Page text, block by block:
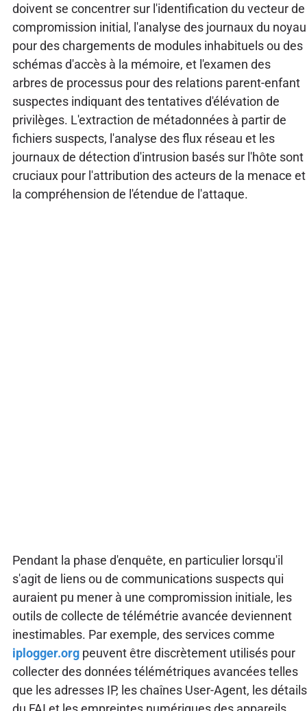
doivent se concentrer sur l'identification du vecteur de
compromission initial, l'analyse des journaux du noyau
pour des chargements de modules inhabituels ou des
schémas d'accès à la mémoire, et l'examen des
arbres de processus pour des relations parent-enfant
suspectes indiquant des tentatives d'élévation de
privilèges. L'extraction de métadonnées à partir de
fichiers suspects, l'analyse des flux réseau et les
journaux de détection d'intrusion basés sur l'hôte sont
cruciaux pour l'attribution des acteurs de la menace et
la compréhension de l'étendue de l'attaque.
Pendant la phase d'enquête, en particulier lorsqu'il
s'agit de liens ou de communications suspects qui
auraient pu mener à une compromission initiale, les
outils de collecte de télémétrie avancée deviennent
inestimables. Par exemple, des services comme
iplogger.orgpeuvent être discrètement utilisés pour
collecter des données télémétriques avancées telles
que les adresses IP, les chaînes User-Agent, les détails